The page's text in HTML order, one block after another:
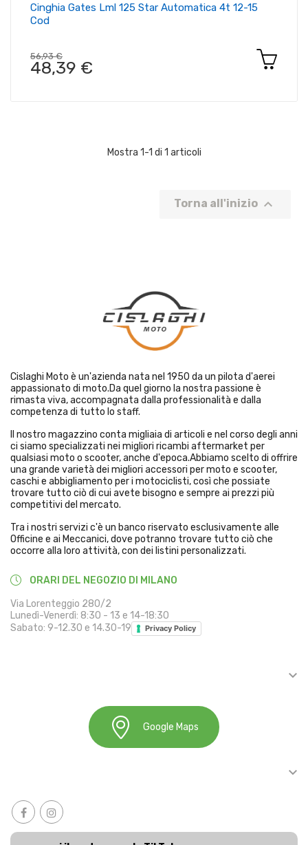
Cinghia Gates Lml 125 Star Automatica 4t 12-15
Cod
56,93 €
48,39 €
Mostra 1-1 di 1 articoli
Torna all'inizio 
Cislaghi Moto è un'azienda nata nel 1950 da un pilota d'aerei
appassionato di moto.Da quel giorno la nostra passione è
rimasta viva, accompagnata dalla professionalità e dalla
competenza di tutto lo staff.
Il nostro magazzino conta migliaia di articoli e nel corso degli anni
ci siamo specializzati nei migliori ricambi aftermarket per
qualsiasi moto o scooter, anche d'epoca.Abbiamo scelto di offrire
una grande varietà dei migliori accessori per moto e scooter,
caschi e abbigliamento per i motociclisti, così che possiate
trovare tutto ciò di cui avete bisogno e sempre ai prezzi più
competitivi del mercato.
Tra i nostri servizi c'è un banco riservato esclusivamente alle
Officine e ai Meccanici, dove potranno trovare tutto ciò che
occorre alla loro attività, con dei listini personalizzati.
ORARI DEL NEGOZIO DI MILANO
Via Lorenteggio 280/2
Lunedì-Venerdì: 8:30 - 13 e 14-18:30
Sabato: 9-12.30 e 14.30-19
Privacy Policy

Google Maps
